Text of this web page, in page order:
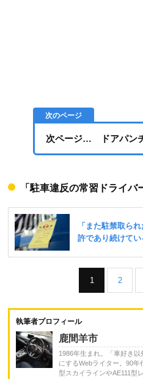
次ページ… ドアパン
「駐車違反の常習ドライバ
1 2
執筆者プロフィール
鹿間羊市
1986年生まれ。「車好き
にするWebライター。90
型スカイラインやAE111型